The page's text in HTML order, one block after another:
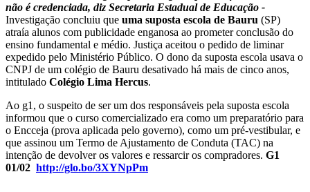
não é credenciada, diz Secretaria Estadual de Educação -
Investigação concluiu que uma suposta escola de Bauru (SP)
atraía alunos com publicidade enganosa ao prometer conclusão do
ensino fundamental e médio. Justiça aceitou o pedido de liminar
expedido pelo Ministério Público. O dono da suposta escola usava o
CNPJ de um colégio de Bauru desativado há mais de cinco anos,
intitulado Colégio Lima Hercus.
Ao g1, o suspeito de ser um dos responsáveis pela suposta escola
informou que o curso comercializado era como um preparatório para
o Encceja (prova aplicada pelo governo), como um pré-vestibular, e
que assinou um Termo de Ajustamento de Conduta (TAC) na
intenção de devolver os valores e ressarcir os compradores. G1
01/02 http://glo.bo/3XYNpPm